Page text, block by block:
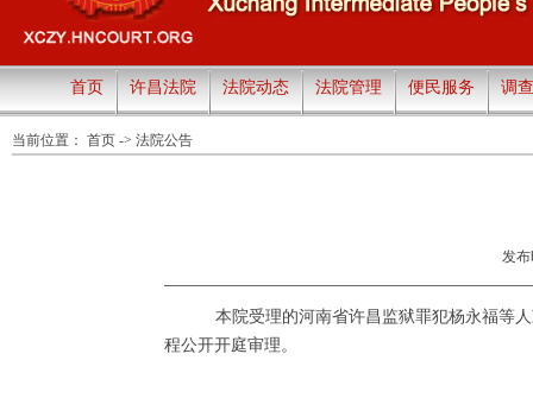
首页 许昌法院 法院动态 法院管理 便民服务 调
当前位置： 首页 -> 法院公告
发布
本院受理的河南省许昌监狱罪犯杨永福等
程公开开庭审理。